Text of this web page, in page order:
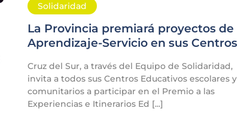
Solidaridad
La Provincia premiará proyectos de
Aprendizaje-Servicio en sus Centros
Cruz del Sur, a través del Equipo de Solidaridad,
invita a todos sus Centros Educativos escolares y
comunitarios a participar en el Premio a las
Experiencias e Itinerarios Ed [...]